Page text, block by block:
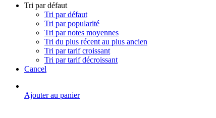
Tri par défaut
Tri par défaut
Tri par popularité
Tri par notes moyennes
Tri du plus récent au plus ancien
Tri par tarif croissant
Tri par tarif décroissant
Cancel
Ajouter au panier